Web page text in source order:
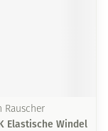
Rauscher
Elastische Windel